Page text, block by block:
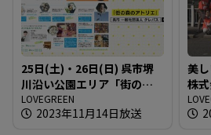
25日(土)・26日(日) 呉市堺
川沿い公園エリア「街の森
のアトリエ」イベント！
LOVEGREEN
2023年11月14日放送
美
株